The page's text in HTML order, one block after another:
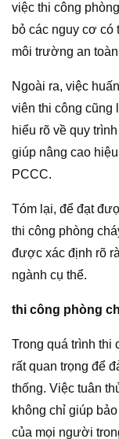
việc thi công
bỏ các nguy cơ có
môi trường an
Ngoài ra, việc
viên thi công cũng
hiểu rõ về quy
giúp nâng cao
PCCC.
Tóm lại, để đạt
thi công phòng
được xác định rõ
ngành cụ thể.
thi công phòng
Trong quá trình thi
rất quan trọng để
thống. Việc tuân
không chỉ giúp
của mọi người